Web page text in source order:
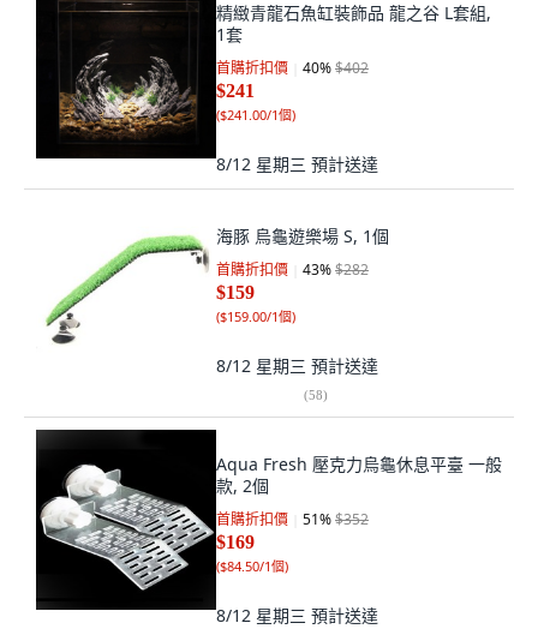
精緻青龍石魚缸裝飾品 龍之谷 L套組,
1套
首購折扣價 40%$402
$241
($241.00/1個)
8/12 星期三 預計送達
海豚 烏龜遊樂場 S, 1個
首購折扣價 43%$282
$159
($159.00/1個)
8/12 星期三 預計送達
(58)
Aqua Fresh 壓克力烏龜休息平臺 一般
款, 2個
首購折扣價 51%$352
$169
($84.50/1個)
8/12 星期三 預計送達